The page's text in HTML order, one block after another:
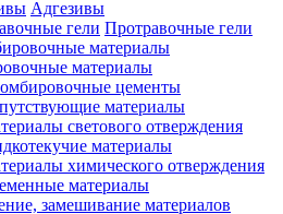
Адгезивы
Протравочные гели
материалы
цементы
материалы
светового отверждения
материалы
химического отверждения
материалы